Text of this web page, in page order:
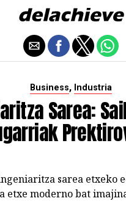
Business, Industria
Sarea:
sarea etxeko
etxe moderno bat